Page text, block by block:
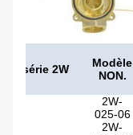
série 2W
Modèle
NON.
2W-
025-06
2W-